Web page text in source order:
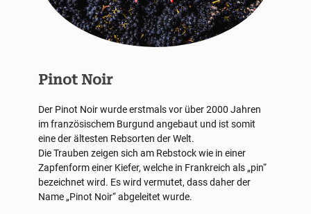
Pinot Noir
Der Pinot Noir wurde erstmals vor über 2000 Jahren
im französischem Burgund angebaut und ist somit
eine der ältesten Rebsorten der Welt.
Die Trauben zeigen sich am Rebstock wie in einer
Zapfenform einer Kiefer, welche in Frankreich als „pin“
bezeichnet wird. Es wird vermutet, dass daher der
Name „Pinot Noir“ abgeleitet wurde.